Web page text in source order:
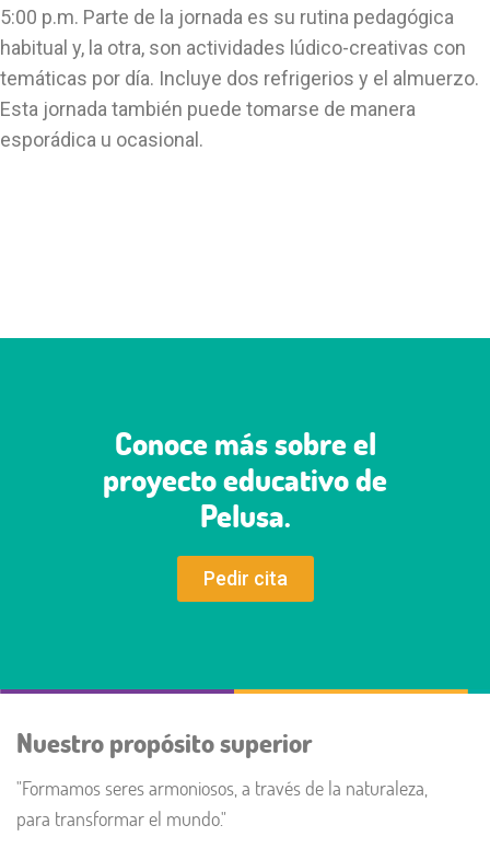
5:00 p.m. Parte de la jornada es su rutina pedagógica
habitual y, la otra, son actividades lúdico-creativas con
temáticas por día. Incluye dos refrigerios y el almuerzo.
Esta jornada también puede tomarse de manera
esporádica u ocasional.
Conoce más sobre el
proyecto educativo de
Pelusa.
Pedir cita
Nuestro propósito superior
"Formamos seres armoniosos, a través de la naturaleza,
para transformar el mundo."​